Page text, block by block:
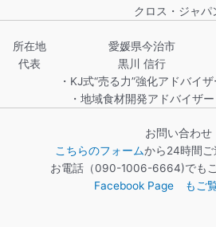
クロス・ジャパ
所在地
代表
愛媛県今治市
黒川 信行
・KJ式“売る力”強化アドバイザ
・地域食材開発アドバイザー
お問い合わせ
こちらのフォームから24時間
お電話（090-1006-6664)でも
Facebook Page もご